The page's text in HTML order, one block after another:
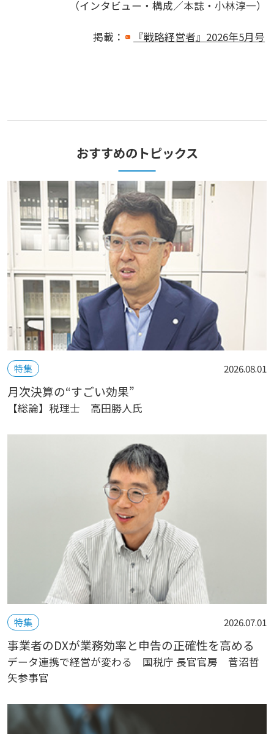
（インタビュー・構成／本誌・小林淳一）
掲載： 『戦略経営者』2026年5月号
おすすめのトピックス
特集 2026.08.01
月次決算の“すごい効果”
【総論】税理士 高田勝人氏
特集 2026.07.01
事業者のDXが業務効率と申告の正確性を高める
データ連携で経営が変わる 国税庁 長官官房 菅沼哲
矢参事官